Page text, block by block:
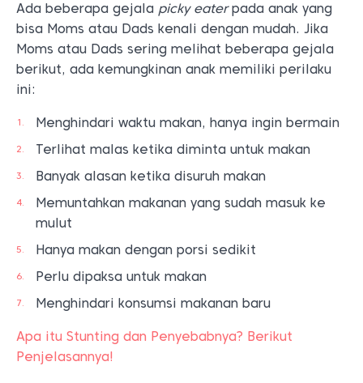
Ada beberapa gejala picky eaterpada anak yang
bisa Moms atau Dads kenali dengan mudah. Jika
Moms atau Dads sering melihat beberapa gejala
berikut, ada kemungkinan anak memiliki perilaku
ini:
Menghindari waktu makan, hanya ingin bermain
Terlihat malas ketika diminta untuk makan
Banyak alasan ketika disuruh makan
Memuntahkan makanan yang sudah masuk ke
mulut
Hanya makan dengan porsi sedikit
Perlu dipaksa untuk makan
Menghindari konsumsi makanan baru
Apa itu Stunting dan Penyebabnya? Berikut
Penjelasannya!